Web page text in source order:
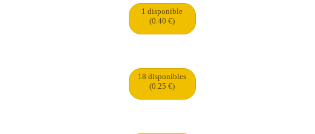
1 disponible
(0.40 €)
18 disponibles
(0.25 €)